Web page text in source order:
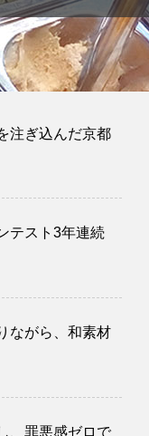
注ぎ込んだ京都
テスト3年連続
ながら、和素材
、罪悪感ゼロで